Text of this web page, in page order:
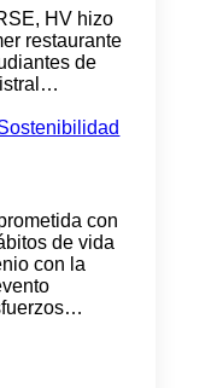
HV hizo
restaurante
de
con
de vida
con la